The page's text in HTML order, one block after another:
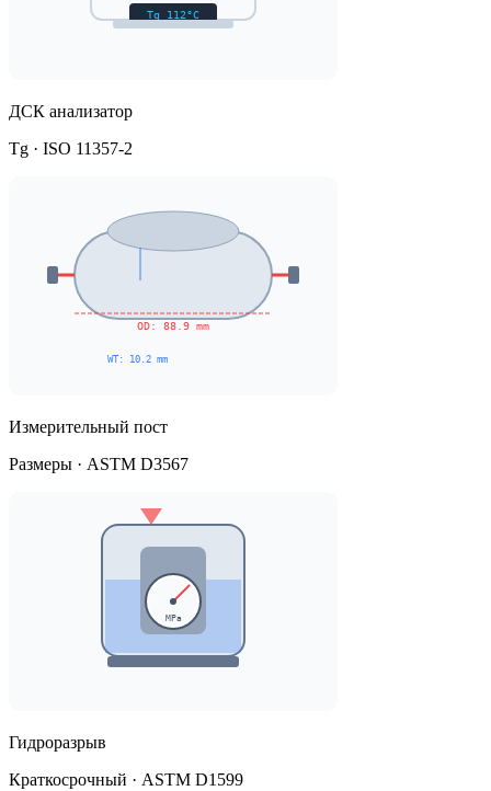
ДСК анализатор
Tg · ISO 11357-2
Измерительный пост
Размеры · ASTM D3567
Гидроразрыв
Краткосрочный · ASTM D1599